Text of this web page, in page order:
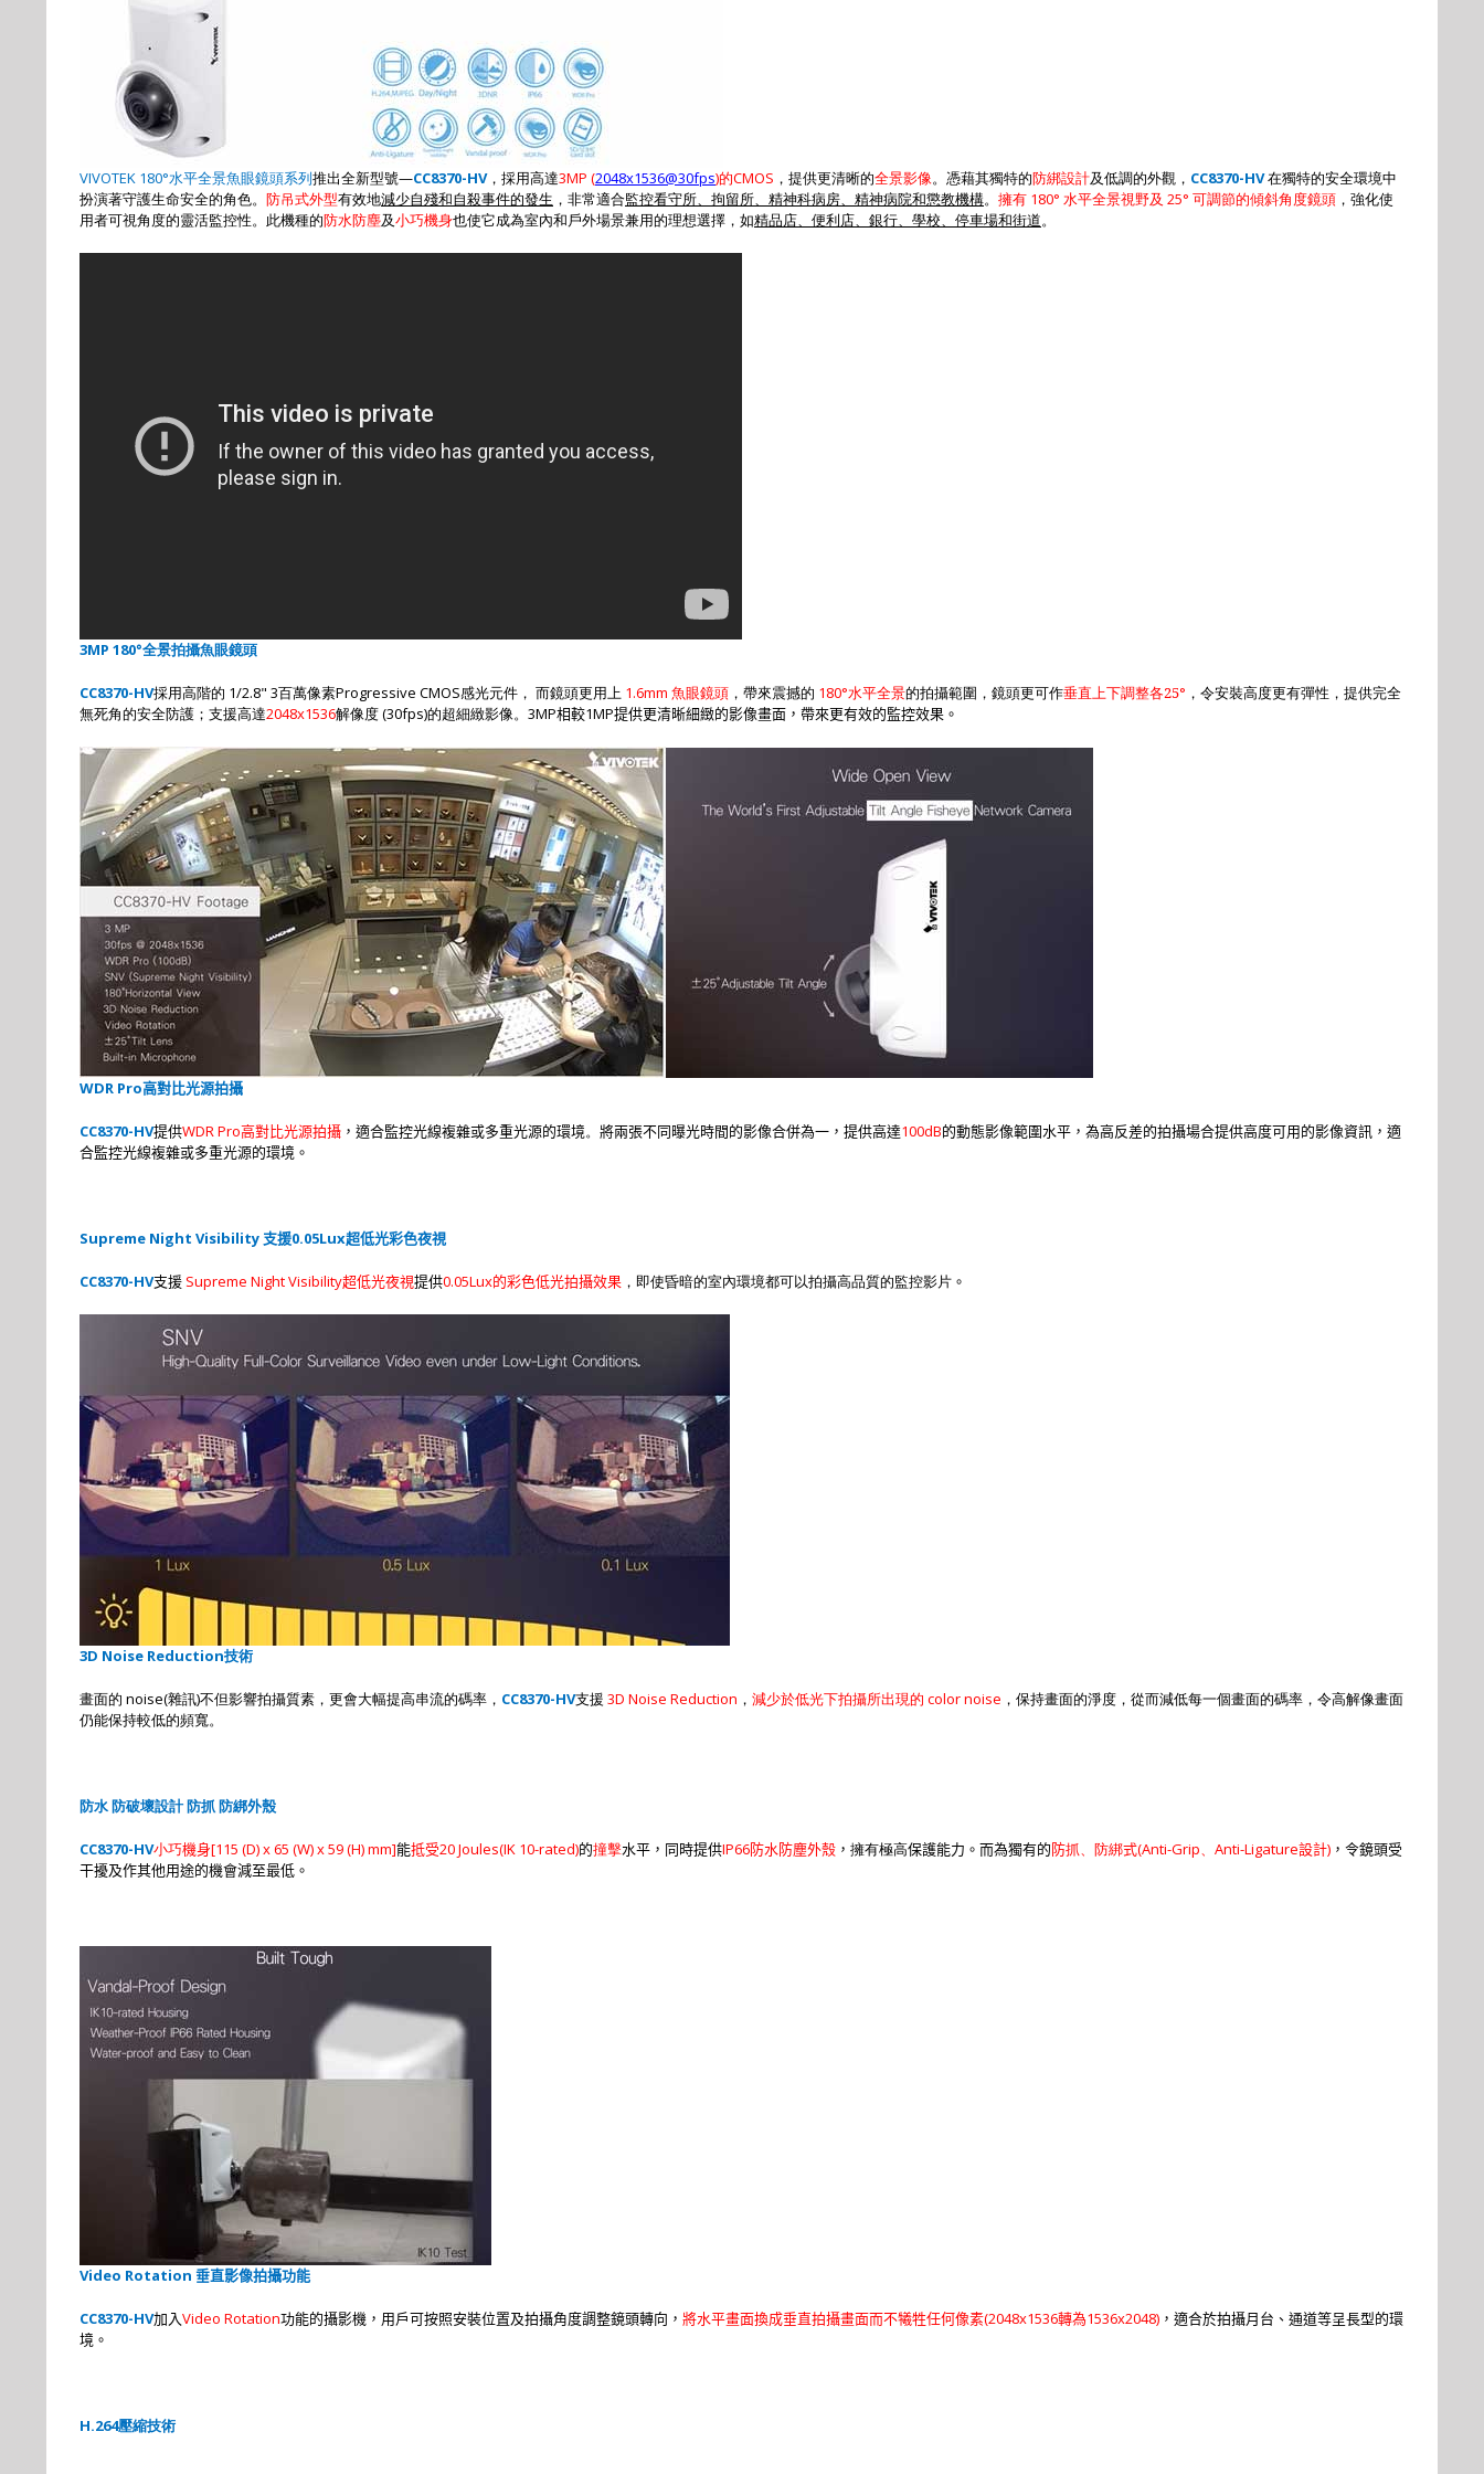
VIVOTEK 180°水平全景魚眼鏡頭系列推出全新型號—CC8370-HV，採用高達3MP (2048x1536@30fps)的CMOS ，提供更清晰的全景影像。 憑藉其獨特的防綁設計及低調的外觀， CC8370-HV在獨特的安全環境中
扮演著守護生命安全的角色。 防吊式外型有效地減少自殘和自殺事件的發生 ，非常適合監控看守所、拘留所、精神科病房、精神病院和懲教機構。 擁有 180° 水平全景視野及 25° 可調節的傾斜角度鏡頭 ，強化使
用者可視角度的靈活監控性。此機種的防水防塵及小巧機身也使它成為室內和戶外場景兼用的理想選擇，如精品店、便利店、銀行、學校、停車場和街道。
3MP 180°全景拍攝魚眼鏡頭
CC8370-HV採用高階的 1/2.8" 3百萬像素Progressive CMOS感光元件 ， 而鏡頭更用上 1.6mm 魚眼鏡頭 ，帶來震撼的 180°水平全景的拍攝範圍 ，鏡頭更可作垂直上下調整各25° ，令安裝高度更有彈性，提供完全
無死角的安全防護 ； 支援高達2048x1536解像度(30fps)的超細緻影像。 3MP相較1MP提供更清晰細緻的影像畫面，帶來更有效的監控效果。
WDR Pro高對比光源拍攝
CC8370-HV提供WDR Pro高對比光源拍攝 ，適合監控光線複雜或多重光源的環境。 將兩張不同曝光時間的影像合併為一，提供高達100dB的動態影像範圍水平，為高反差的拍攝場合提供高度可用的影像資訊，適
合監控光線複雜或多重光源的環境。
Supreme Night Visibility 支援0.05Lux超低光彩色夜視
CC8370-HV支援 Supreme Night Visibility超低光夜視提供0.05Lux的彩色低光拍攝效果 ，即使昏暗的室內環境都可以拍攝高品質的監控影片 。
3D Noise Reduction技術
畫面的 noise(雜訊)不但影響拍攝質素，更會大幅提高串流的碼率， CC8370-HV支援 3D Noise Reduction ， 減少於低光下拍攝所出現的 color noise ，保持畫面的淨度，從而減低每一個畫面的碼率，令高解像畫面
仍能保持較低的頻寬。
防水防破壞設計防抓防綁外殼
CC8370-HV小巧機身[115 (D) x 65 (W) x 59 (H) mm]能抵受20 Joules(IK 10-rated)的撞擊水平，同時提供IP66防水防塵外殼 ， 擁有極高保護能力。而為獨有的 防抓、防綁式(Anti-Grip、 Anti-Ligature設計) ，令鏡頭受
干擾及作其他用途的機會減至最低。
Video Rotation 垂直影像拍攝功能
CC8370-HV加入Video Rotation功能的攝影機，用戶可按照安裝位置及拍攝角度調整鏡頭轉向， 將水平畫面換成垂直拍攝畫面而不犧牲任何像素(2048x1536轉為1536x2048) ，適合於拍攝月台、通道等呈長型的環
境。
H.264壓縮技術